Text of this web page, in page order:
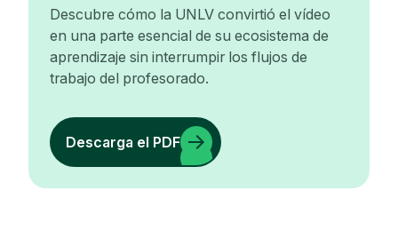
Descubre cómo la UNLV convirtió el vídeo
en una parte esencial de su ecosistema de
aprendizaje sin interrumpir los flujos de
trabajo del profesorado.
Descarga el PDF